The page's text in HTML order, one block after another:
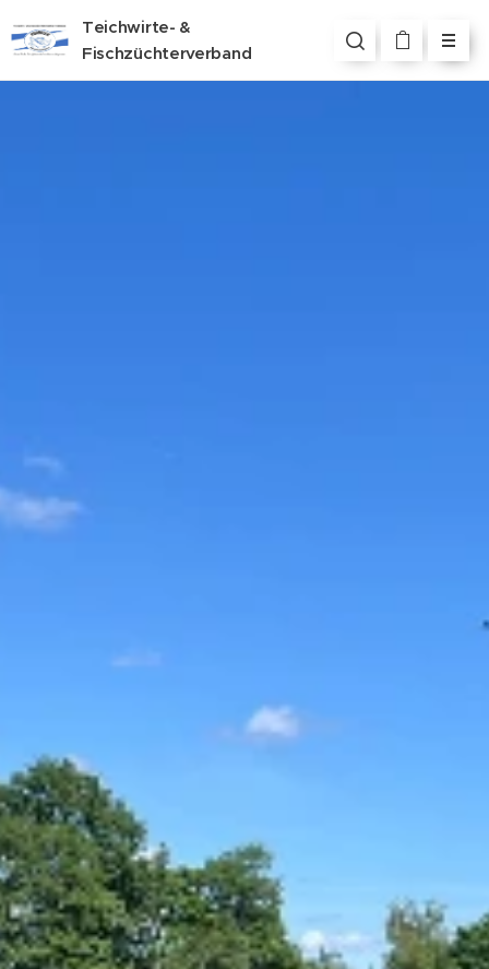
Teichwirte- &
Fischzüchterverband
Steiermark